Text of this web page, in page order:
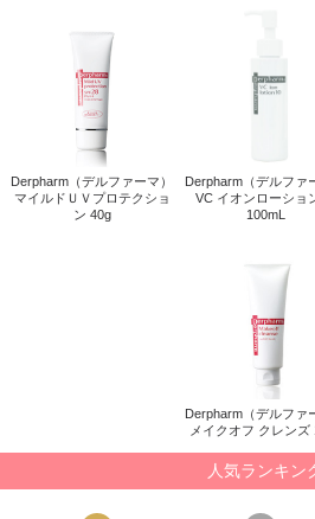
マイルドＵＶプロテクシ...
VC イオンローション
Derpharm（デルファ
人気ランキング
2